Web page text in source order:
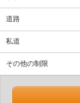
道路
私道
その他の制限